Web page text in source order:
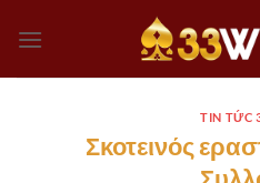
đến
TIN TỨC
Σκοτεινός